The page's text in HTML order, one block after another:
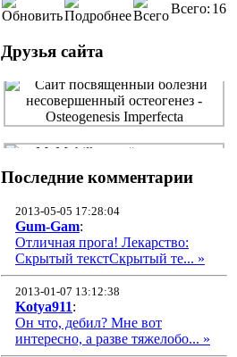
Всего: 16
Друзья сайта
Последние комментарии
2013-05-05 17:28:04
Gum-Gam:
Отличная прога! Лекарство:
Скрытый текстСкрытый те... »
2013-01-07 13:12:38
Kotya911:
Он что, дебил? Мне вот
интересно, а разве тяжелобо... »